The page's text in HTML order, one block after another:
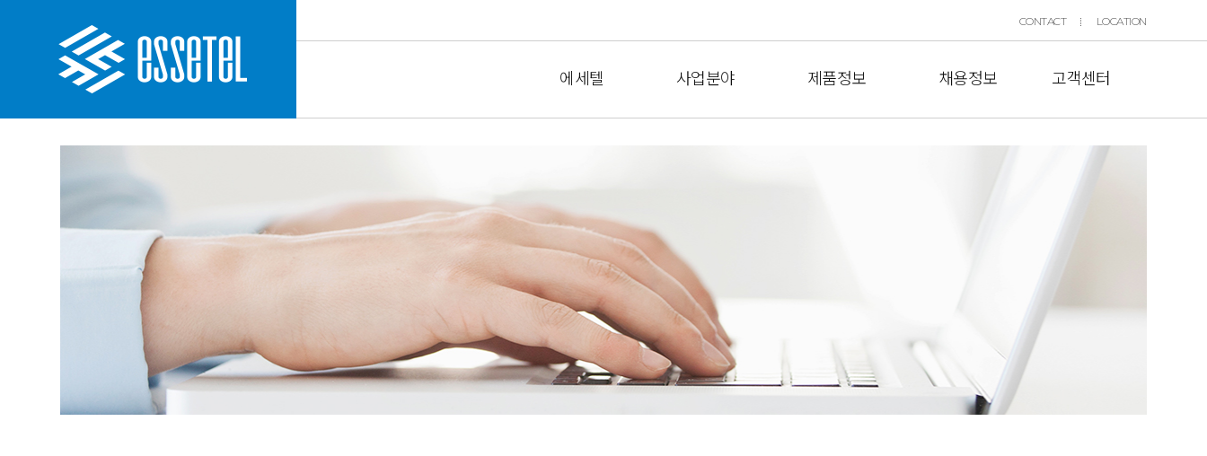
CONTACT LOCATION
에세텔 사업분야 제품정보 채용정보 고객센터